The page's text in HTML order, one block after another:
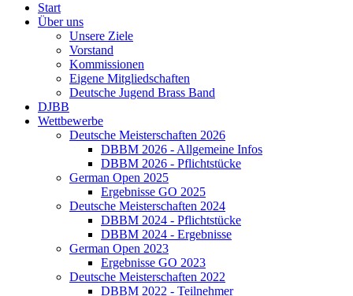
Start
Über uns
Unsere Ziele
Vorstand
Kommissionen
Eigene Mitgliedschaften
Deutsche Jugend Brass Band
DJBB
Wettbewerbe
Deutsche Meisterschaften 2026
DBBM 2026 - Allgemeine Infos
DBBM 2026 - Pflichtstücke
German Open 2025
Ergebnisse GO 2025
Deutsche Meisterschaften 2024
DBBM 2024 - Pflichtstücke
DBBM 2024 - Ergebnisse
German Open 2023
Ergebnisse GO 2023
Deutsche Meisterschaften 2022
DBBM 2022 - Teilnehmer